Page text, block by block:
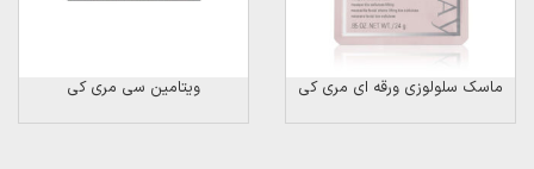
ماسک سلولوزی ورقه ای مری کی ویتامین سی مری کی